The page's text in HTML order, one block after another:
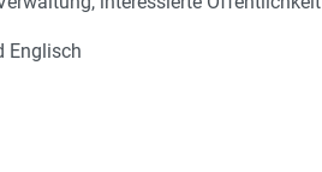
Englisch